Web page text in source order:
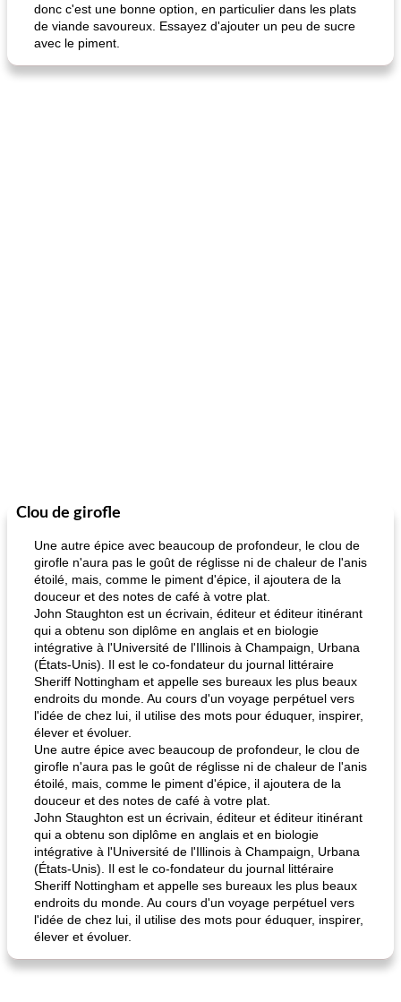
donc c'est une bonne option, en particulier dans les plats
de viande savoureux. Essayez d'ajouter un peu de sucre
avec le piment.
Clou de girofle
Une autre épice avec beaucoup de profondeur, le clou de
girofle n'aura pas le goût de réglisse ni de chaleur de l'anis
étoilé, mais, comme le piment d'épice, il ajoutera de la
douceur et des notes de café à votre plat.
John Staughton est un écrivain, éditeur et éditeur itinérant
qui a obtenu son diplôme en anglais et en biologie
intégrative à l'Université de l'Illinois à Champaign, Urbana
(États-Unis). Il est le co-fondateur du journal littéraire
Sheriff Nottingham et appelle ses bureaux les plus beaux
endroits du monde. Au cours d'un voyage perpétuel vers
l'idée de chez lui, il utilise des mots pour éduquer, inspirer,
élever et évoluer.
Une autre épice avec beaucoup de profondeur, le clou de
girofle n'aura pas le goût de réglisse ni de chaleur de l'anis
étoilé, mais, comme le piment d'épice, il ajoutera de la
douceur et des notes de café à votre plat.
John Staughton est un écrivain, éditeur et éditeur itinérant
qui a obtenu son diplôme en anglais et en biologie
intégrative à l'Université de l'Illinois à Champaign, Urbana
(États-Unis). Il est le co-fondateur du journal littéraire
Sheriff Nottingham et appelle ses bureaux les plus beaux
endroits du monde. Au cours d'un voyage perpétuel vers
l'idée de chez lui, il utilise des mots pour éduquer, inspirer,
élever et évoluer.